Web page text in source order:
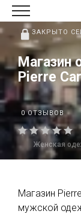
ЗАКРЫТО
Магазин
Pierre
0 ОТЗЫВОВ
Женская
Магазин
мужской